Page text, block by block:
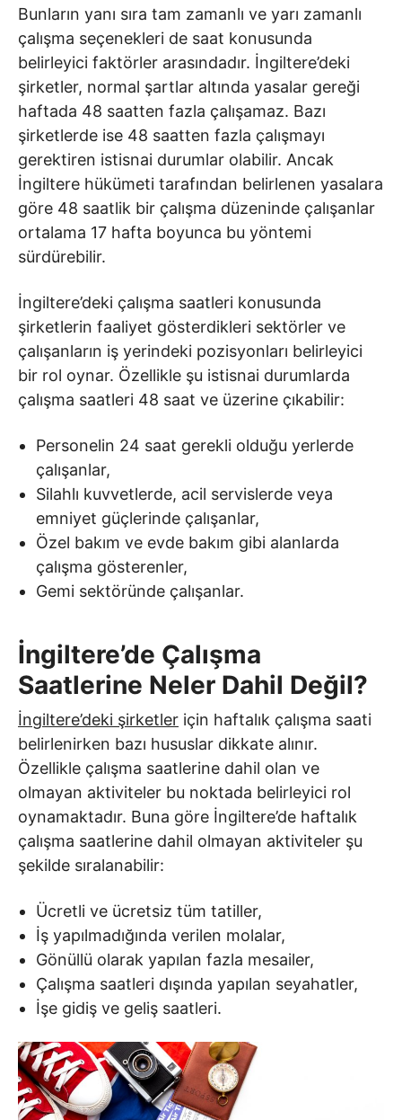
Bunların yanı sıra tam zamanlı ve yarı zamanlı
çalışma seçenekleri de saat konusunda
belirleyici faktörler arasındadır. İngiltere’deki
şirketler, normal şartlar altında yasalar gereği
haftada 48 saatten fazla çalışamaz. Bazı
şirketlerde ise 48 saatten fazla çalışmayı
gerektiren istisnai durumlar olabilir. Ancak
İngiltere hükümeti tarafından belirlenen yasalara
göre 48 saatlik bir çalışma düzeninde çalışanlar
ortalama 17 hafta boyunca bu yöntemi
sürdürebilir.
İngiltere’deki çalışma saatleri konusunda
şirketlerin faaliyet gösterdikleri sektörler ve
çalışanların iş yerindeki pozisyonları belirleyici
bir rol oynar. Özellikle şu istisnai durumlarda
çalışma saatleri 48 saat ve üzerine çıkabilir:
Personelin 24 saat gerekli olduğu yerlerde
çalışanlar,
Silahlı kuvvetlerde, acil servislerde veya
emniyet güçlerinde çalışanlar,
Özel bakım ve evde bakım gibi alanlarda
çalışma gösterenler,
Gemi sektöründe çalışanlar.
İngiltere’de Çalışma
Saatlerine Neler Dahil Değil?
İngiltere’deki şirketler için haftalık çalışma saati
belirlenirken bazı hususlar dikkate alınır.
Özellikle çalışma saatlerine dahil olan ve
olmayan aktiviteler bu noktada belirleyici rol
oynamaktadır. Buna göre İngiltere’de haftalık
çalışma saatlerine dahil olmayan aktiviteler şu
şekilde sıralanabilir:
Ücretli ve ücretsiz tüm tatiller,
İş yapılmadığında verilen molalar,
Gönüllü olarak yapılan fazla mesailer,
Çalışma saatleri dışında yapılan seyahatler,
İşe gidiş ve geliş saatleri.